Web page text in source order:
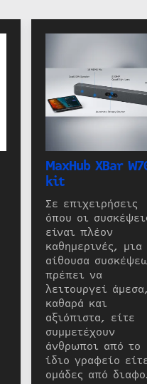
MaxHub XBar
kit
Σε επιχειρήσεις
όπου οι
είναι πλέον
καθημερινές, μια
αίθουσα
πρέπει να
λειτουργεί άμεσα,
καθαρά και
αξιόπιστα, είτε
συμμετέχουν
άνθρωποι από το
ίδιο γραφείο
ομάδες από